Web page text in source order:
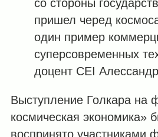
со стороны
пришел черед
один пример
суперсовременных
доцент CEI
Выступление Голкара на
космическая экономика»
воспринято участниками